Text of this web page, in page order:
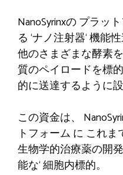
NanoSyrinxのプラッ
る ‘ナノ注射器‘機能
他のさまざまな酵素
質のペイロードを標
的に送達するように
この資金は、
トフォーム に これま
生物学的治療薬の開
能な‘細胞内標的。